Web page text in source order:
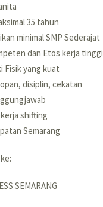
35 tahun
minimal SMP Sederajat
dan Etos kerja tinggi
Fisik yang kuat
disiplin, cekatan
shifting
Semarang
SEMARANG